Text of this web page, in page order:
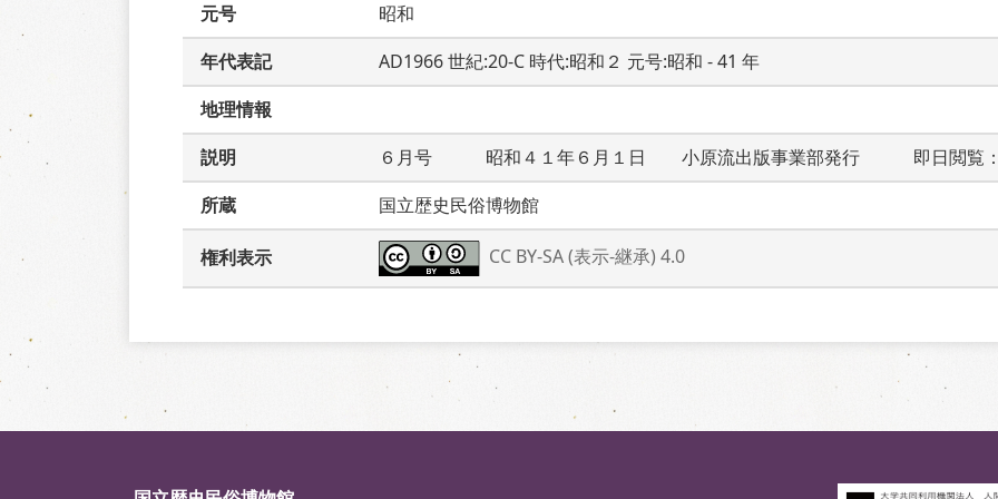
元号
昭和
年代表記
AD1966 世紀:20-C 時代:昭和２ 元号:昭和 - 41 年
地理情報
説明
６月号　　　昭和４１年６月１日　　小原流出版事業部発行　　　即日閲覧
所蔵
国立歴史民俗博物館
権利表示 CC BY-SA (表示-継承) 4.0